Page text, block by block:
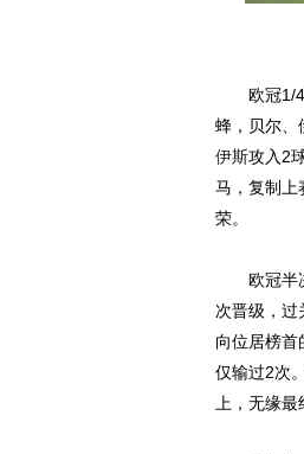
欧冠1/4
蜂，贝尔、
伊斯攻入2
马，复制上
荣。
欧冠半决
次晋级，过
向位居榜首
仅输过2次
上，无缘最